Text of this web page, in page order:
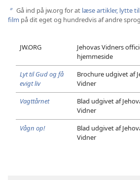
b Gå ind på jw.org for at læse artikler, lytte
film på dit eget og hundredvis af andre
JW.ORG
Jehovas Vidners
hjemmeside
Lyt til Gud og få
evigt liv
Brochure udgivet af
Vidner
Vagttårnet
Blad udgivet af
Vidner
Vågn op!
Blad udgivet af
Vidner